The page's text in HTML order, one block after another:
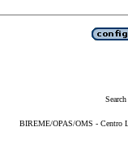
BIREME/OPAS/OMS - Centro